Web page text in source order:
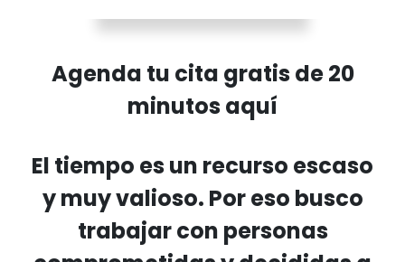
Agenda tu cita gratis de 20
minutos aquí
El tiempo es un recurso escaso
y muy valioso. Por eso busco
trabajar con personas